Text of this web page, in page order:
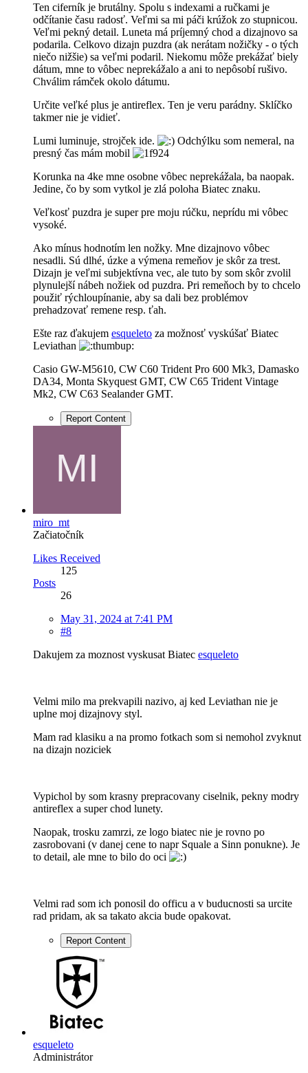
Ten ciferník je brutálny. Spolu s indexami a ručkami je
odčítanie času radosť. Veľmi sa mi páči krúžok zo stupnicou.
Veľmi pekný detail. Luneta má príjemný chod a dizajnovo sa
podarila. Celkovo dizajn puzdra (ak nerátam nožičky - o tých
niečo nižšie) sa veľmi podaril. Niekomu môže prekážať biely
dátum, mne to vôbec neprekážalo a ani to nepôsobí rušivo.
Chválim rámček okolo dátumu.
Určite veľké plus je antireflex. Ten je veru parádny. Sklíčko
takmer nie je vidieť.
Lumi luminuje, strojček ide.
Odchýlku som nemeral, na
presný čas mám mobil
Korunka na 4ke mne osobne vôbec neprekážala, ba naopak.
Jedine, čo by som vytkol je zlá poloha Biatec znaku.
Veľkosť puzdra je super pre moju rúčku, neprídu mi vôbec
vysoké.
Ako mínus hodnotím len nožky. Mne dizajnovo vôbec
nesadli. Sú dlhé, úzke a výmena remeňov je skôr za trest.
Dizajn je veľmi subjektívna vec, ale tuto by som skôr zvolil
plynulejší nábeh nožiek od puzdra. Pri remeňoch by to chcelo
použiť rýchloupínanie, aby sa dali bez problémov
prehadzovať remene resp. ťah.
Ešte raz ďakujem esqueleto za možnosť vyskúšať Biatec
Leviathan
Casio GW-M5610, CW C60 Trident Pro 600 Mk3, Damasko
DA34, Monta Skyquest GMT, CW C65 Trident Vintage
Mk2, CW C63 Sealander GMT.
Report Content
miro_mt
Začiatočník
Likes Received
125
Posts
26
May 31, 2024 at 7:41 PM
#8
Dakujem za moznost vyskusat Biatec esqueleto
Velmi milo ma prekvapili nazivo, aj ked Leviathan nie je
uplne moj dizajnovy styl.
Mam rad klasiku a na promo fotkach som si nemohol zvyknut
na dizajn noziciek
Vypichol by som krasny prepracovany ciselnik, pekny modry
antireflex a super chod lunety.
Naopak, trosku zamrzi, ze logo biatec nie je rovno po
zasrobovani (v danej cene to napr Squale a Sinn ponukne). Je
to detail, ale mne to bilo do oci
Velmi rad som ich ponosil do officu a v buducnosti sa urcite
rad pridam, ak sa takato akcia bude opakovat.
Report Content
esqueleto
Administrátor